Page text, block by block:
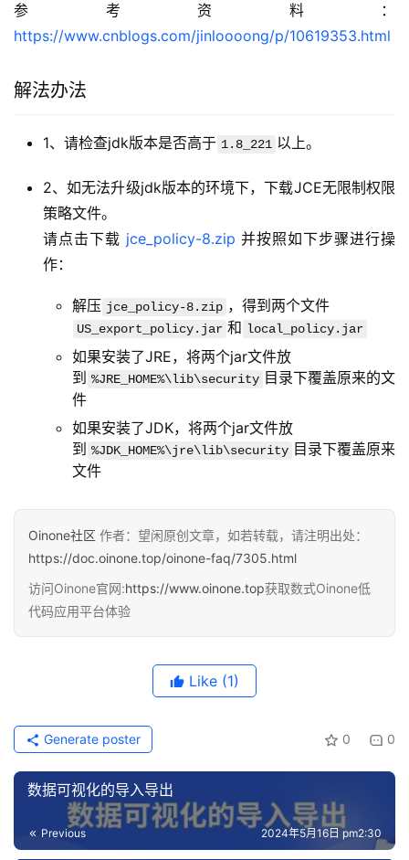
参考资料：
https://www.cnblogs.com/jinloooong/p/10619353.html
解法办法
1、请检查jdk版本是否高于 1.8_221 以上。
2、如无法升级jdk版本的环境下，下载JCE无限制权限
策略文件。
请点击下载 jce_policy-8.zip 并按照如下步骤进行操
作：
解压 jce_policy-8.zip ，得到两个文件
US_export_policy.jar 和 local_policy.jar
如果安装了JRE，将两个jar文件放
到 %JRE_HOME%\lib\security 目录下覆盖原来的文
件
如果安装了JDK，将两个jar文件放
到 %JDK_HOME%\jre\lib\security 目录下覆盖原来
文件
Oinone社区 作者：望闲原创文章，如若转载，请注明出处：
https://doc.oinone.top/oinone-faq/7305.html
访问Oinone官网:https://www.oinone.top获取数式Oinone低
代码应用平台体验
Like (1)
0 0
Generate poster
数据可视化的导入导出
Previous 2024年5月16日 pm2:30